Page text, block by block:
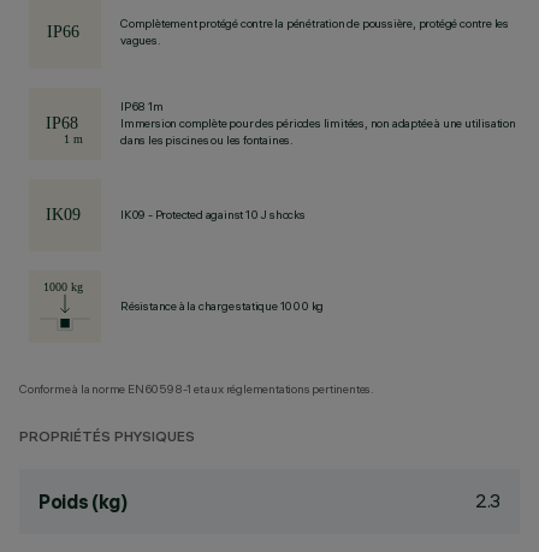
Complètement protégé contre la pénétration de poussière, protégé contre les
vagues.
IP68 1m
Immersion complète pour des périodes limitées, non adaptée à une utilisation
dans les piscines ou les fontaines.
IK09 - Protected against 10 J shocks
Résistance à la charge statique 1000 kg
Conforme à la norme EN60598-1 et aux réglementations pertinentes.
PROPRIÉTÉS PHYSIQUES
Poids (kg) 2.3